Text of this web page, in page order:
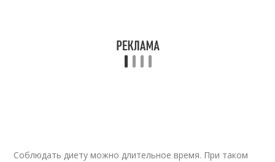
Соблюдать диету можно длительное время. При таком